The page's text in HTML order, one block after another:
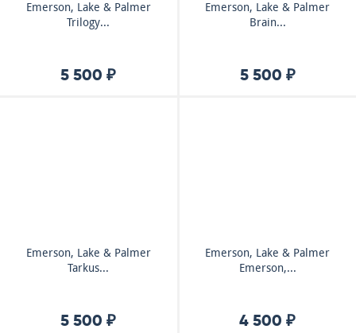
Emerson, Lake & Palmer
Trilogy...
5 500 ₽
Emerson, Lake & Palmer
Brain...
5 500 ₽
Emerson, Lake & Palmer
Tarkus...
5 500 ₽
Emerson, Lake & Palmer
Emerson,...
4 500 ₽